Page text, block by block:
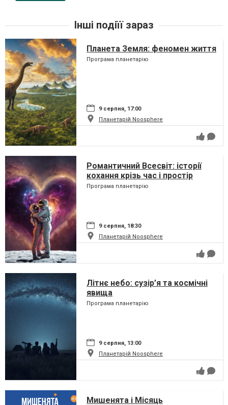
Інші подіїї зараз
Планета Земля: феномен життя
Програма планетарію
9 серпня, 17:00
Планетарій Noosphere
Романтичний Всесвіт: історії
кохання крізь час і простір
Програма планетарію
9 серпня, 18:30
Планетарій Noosphere
Літнє небо: сузір’я та космічні
явища
Програма планетарію
9 серпня, 13:00
Планетарій Noosphere
Мишенята і Місяць